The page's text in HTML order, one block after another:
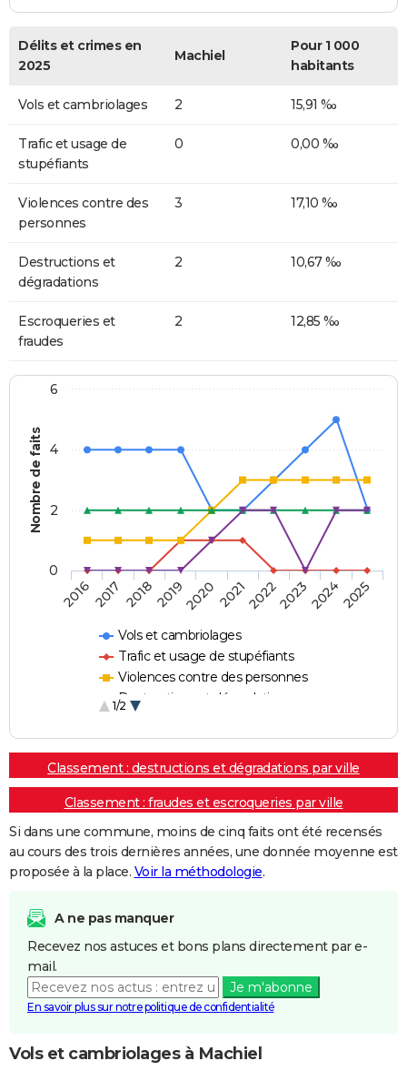
Délits et crimes en
2025
Machiel
Pour 1 000
habitants
Vols et cambriolages 2 15,91 ‰
Trafic et usage de
stupéfiants
0 0,00 ‰
Violences contre des
personnes
3 17,10 ‰
Destructions et
dégradations
2 10,67 ‰
Escroqueries et
fraudes
2 12,85 ‰
Nombre de faits
Vols et cambriolages
Trafic et usage de stupéfiants
Violences contre des personnes
Destructions et dégradations
1/2
20162017 20182019202020212022202320242025
0
2
4
6
Classement : destructions et dégradations par ville
Classement : fraudes et escroqueries par ville
Si dans une commune, moins de cinq faits ont été recensés
au cours des trois dernières années, une donnée moyenne est
proposée à la place. Voir la méthodologie.
A ne pas manquer
Recevez nos astuces et bons plans directement par e-
mail.
Je m'abonne
En savoir plus sur notre politique de confidentialité
Vols et cambriolages à Machiel